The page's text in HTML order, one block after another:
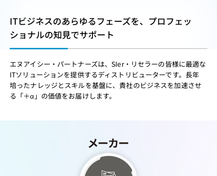
ITビジネスのあらゆるフェーズを、プロフェッ
ショナルの知見でサポート
エヌアイシー・パートナーズは、SIer・リセラーの皆様に最適な
ITソリューションを提供するディストリビューターです。長年
培ったナレッジとスキルを基盤に、貴社のビジネスを加速させ
る「＋α」の価値をお届けします。